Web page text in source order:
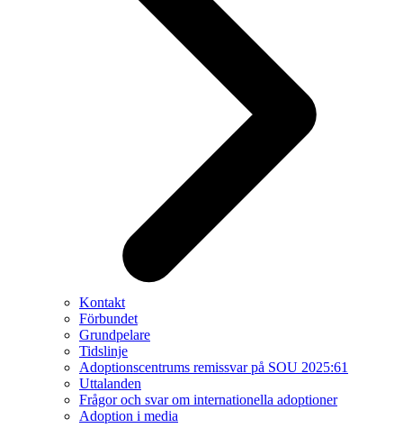
Kontakt
Förbundet
Grundpelare
Tidslinje
Adoptionscentrums remissvar på SOU 2025:61
Uttalanden
Frågor och svar om internationella adoptioner
Adoption i media